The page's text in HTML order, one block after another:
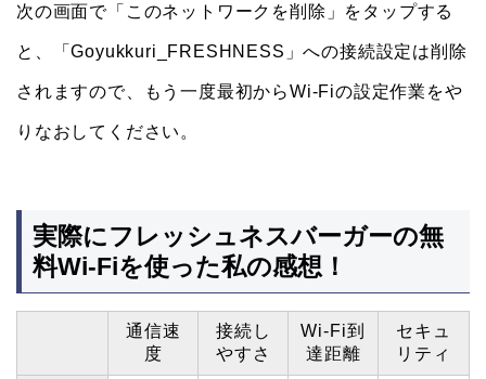
次の画面で「このネットワークを削除」をタップする
と、「Goyukkuri_FRESHNESS」への接続設定は削除
されますので、もう一度最初からWi-Fiの設定作業をや
りなおしてください。
実際にフレッシュネスバーガーの無
料Wi-Fiを使った私の感想！
通信速
度
接続し
やすさ
Wi-Fi到
達距離
セキュ
リティ